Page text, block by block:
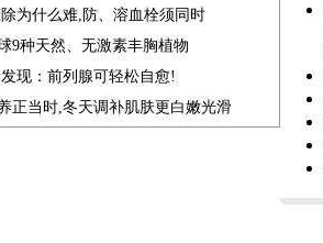
为什么难,防、溶血栓须同时
9种天然、无激素丰胸植物
现：前列腺可轻松自愈!
正当时,冬天调补肌肤更白嫩光滑